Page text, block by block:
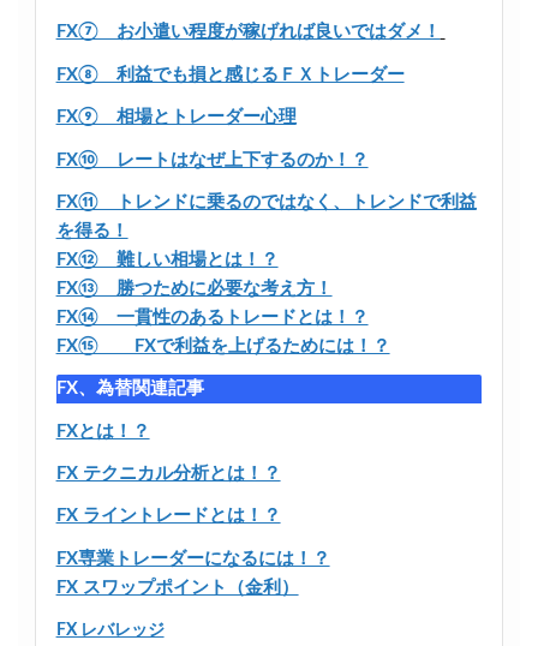
FX⑦ お小遣い程度が稼げれば良いではダメ！
FX⑧ 利益でも損と感じるＦＸトレーダー
FX⑨ 相場とトレーダー心理
FX⑩ レートはなぜ上下するのか！？
FX⑪ トレンドに乗るのではなく、トレンドで利益
を得る！
FX⑫ 難しい相場とは！？
FX⑬ 勝つために必要な考え方！
FX⑭ 一貫性のあるトレードとは！？
FX⑮ FXで利益を上げるためには！？
FX、為替関連記事
FXとは！？
FX テクニカル分析とは！？
FX ライントレードとは！？
FX専業トレーダーになるには！？
FX スワップポイント（金利）
FX レバレッジ